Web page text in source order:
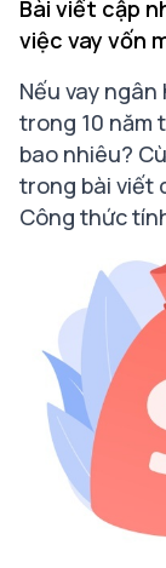
Bài viết cập
việc vay vốn
Nếu vay
trong 10 năm
bao nhiêu?
trong bài viết
Công thức